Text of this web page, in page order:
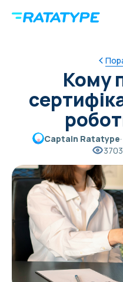
Кому
Captain Ratatype·